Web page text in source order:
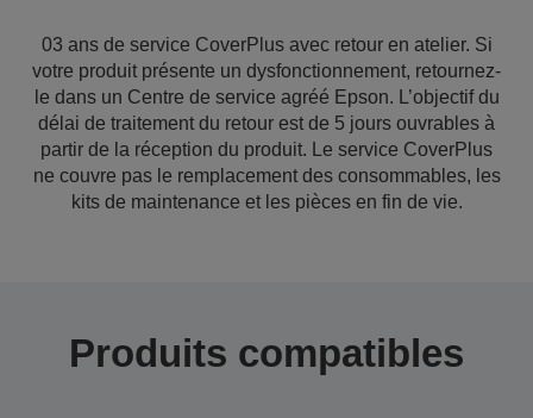
03 ans de service CoverPlus avec retour en atelier. Si
votre produit présente un dysfonctionnement, retournez-
le dans un Centre de service agréé Epson. L’objectif du
délai de traitement du retour est de 5 jours ouvrables à
partir de la réception du produit. Le service CoverPlus
ne couvre pas le remplacement des consommables, les
kits de maintenance et les pièces en fin de vie.
Produits compatibles